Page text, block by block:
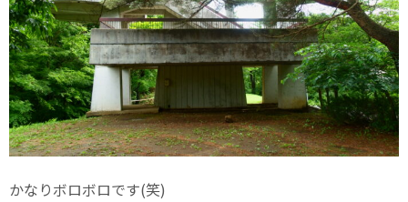
かなりボロボロです(笑)